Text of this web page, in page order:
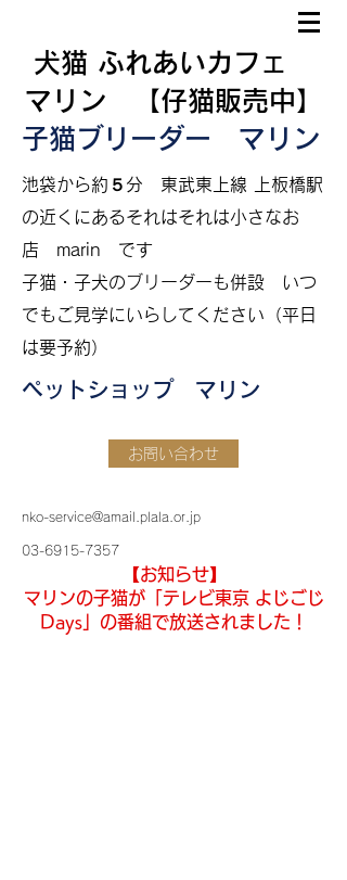
犬猫 ふれあいカフェ
マリン 【仔猫販売中】
子猫ブリーダー マリン
​池袋から約５分 東武東上線 上板橋駅
の近くにあるそれはそれは小さなお
店 marin です
​子猫・子犬のブリーダーも併設 いつ
でもご見学にいらしてください（平日
は要予約）
ペットショップ マリン
お問い合わせ
nko-service@amail.plala.or.jp
03-6915-7357
【お知らせ】
マリンの子猫が「テレビ東京 よじごじ
Days」の番組で放送されました！